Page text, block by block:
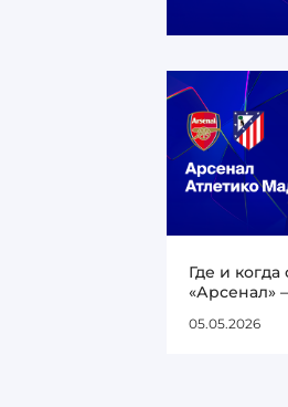
Где и
«Арсенал»
05.05.2026